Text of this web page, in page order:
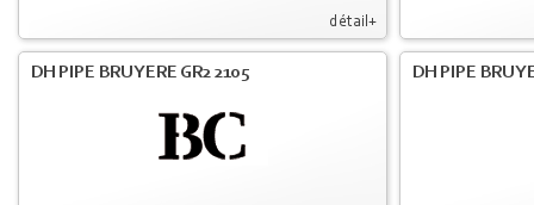
détail+
DH PIPE BRUYERE GR2 2105 DH PIPE